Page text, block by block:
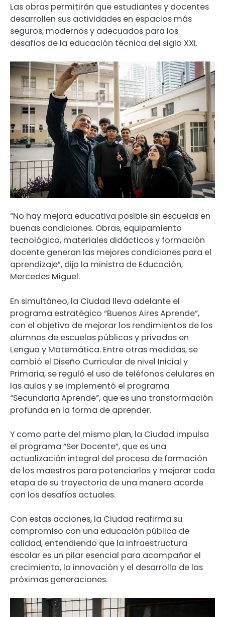
Las obras permitirán que estudiantes y docentes
desarrollen sus actividades en espacios más
seguros, modernos y adecuados para los
desafíos de la educación técnica del siglo XXI.
“No hay mejora educativa posible sin escuelas en
buenas condiciones. Obras, equipamiento
tecnológico, materiales didácticos y formación
docente generan las mejores condiciones para el
aprendizaje”, dijo la ministra de Educación,
Mercedes Miguel.
En simultáneo, la Ciudad lleva adelante el
programa estratégico “Buenos Aires Aprende”,
con el objetivo de mejorar los rendimientos de los
alumnos de escuelas públicas y privadas en
Lengua y Matemática. Entre otras medidas, se
cambió el Diseño Curricular de nivel Inicial y
Primaria, se reguló el uso de teléfonos celulares en
las aulas y se implementó el programa
“Secundaria Aprende”, que es una transformación
profunda en la forma de aprender.
Y como parte del mismo plan, la Ciudad impulsa
el programa “Ser Docente”, que es una
actualización integral del proceso de formación
de los maestros para potenciarlos y mejorar cada
etapa de su trayectoria de una manera acorde
con los desafíos actuales.
Con estas acciones, la Ciudad reafirma su
compromiso con una educación pública de
calidad, entendiendo que la infraestructura
escolar es un pilar esencial para acompañar el
crecimiento, la innovación y el desarrollo de las
próximas generaciones.